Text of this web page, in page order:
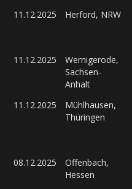
11.12.2025 Herford, NRW
11.12.2025
Wernigerode,
Sachsen-
Anhalt
11.12.2025
Mühlhausen,
Thüringen
08.12.2025
Offenbach,
Hessen